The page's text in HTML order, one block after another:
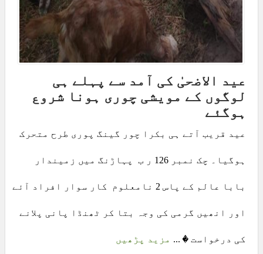
عید الاضحیٰ کی آمد سے پہلے ہی
لوگوں کے مویشی چوری ہونا شروع
ہوگئے
عید قریب آتے ہی بکرا چور گینگ پوری طرح متحرک
ہوگیا۔ چک نمبر 126 ر ب پہاڑنگ میں زمیندار
بابا عالم کے پاس 2 نامعلوم کار سوار افراد آئے
اور انھیں گرمی کی وجہ بتا کر ٹھنڈا پانی پلانے
کی درخواست � ... مزید پڑھیں